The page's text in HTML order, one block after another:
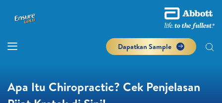
Dapatkan Sample
Apa Itu Chiropractic? Cek Penjelasan